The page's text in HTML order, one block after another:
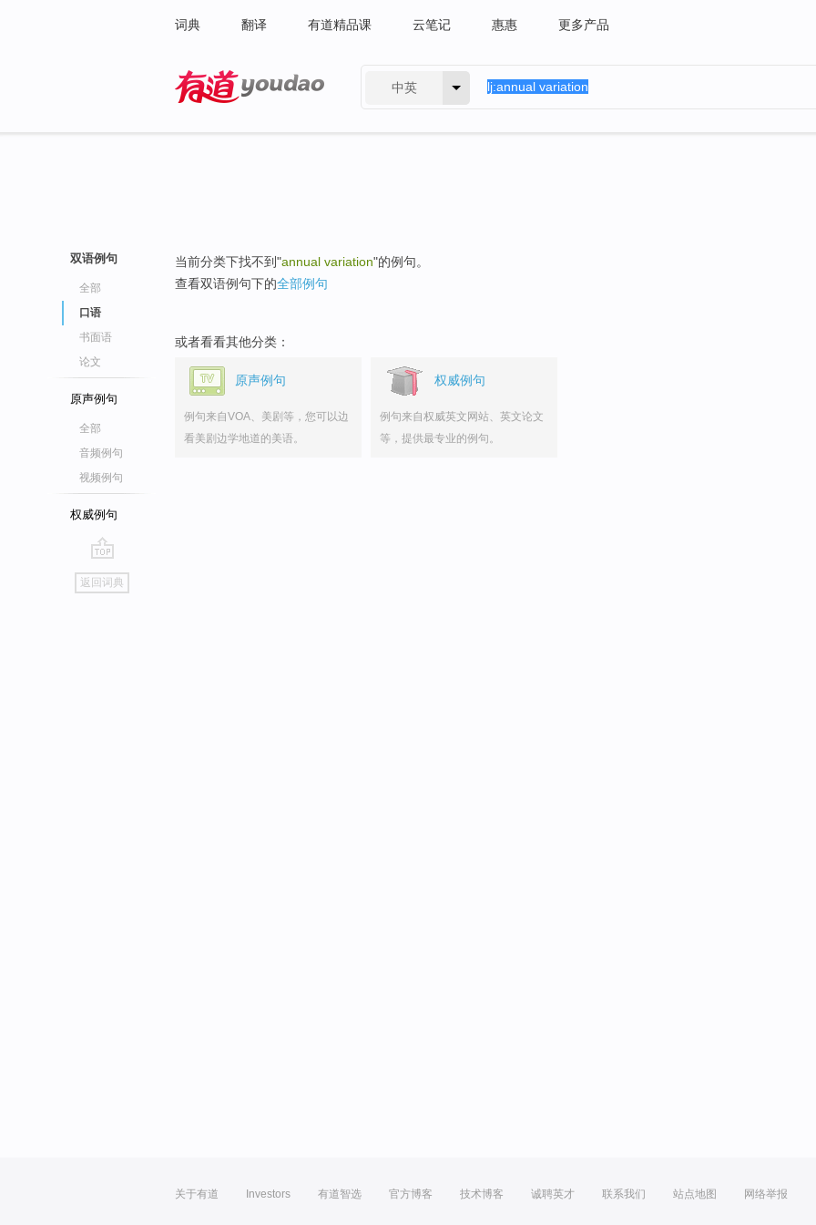
词典 翻译 有道精品课 云笔记 惠惠 更多产品
中英
双语例句
全部
口语
书面语
论文
原声例句
全部
音频例句
视频例句
权威例句
go
top
返回词典
当前分类下找不到"annual variation"的例句。
查看双语例句下的全部例句
或者看看其他分类：
原声例句
例句来自VOA、美剧等，您可以边
看美剧边学地道的美语。
权威例句
例句来自权威英文网站、英文论文
等，提供最专业的例句。
关于有道 Investors 有道智选 官方博客 技术博客 诚聘英才 联系我们 站点地图 网络举报